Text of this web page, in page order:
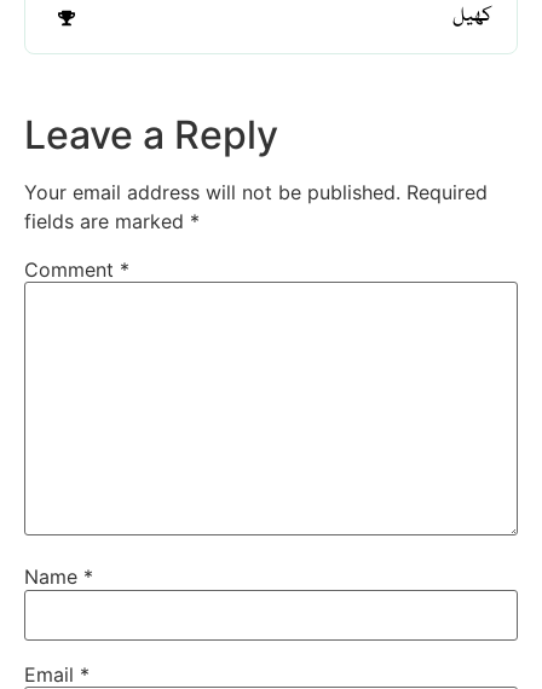
کھیل
Leave a Reply
Your email address will not be published. Required
fields are marked *
Comment *
Name *
Email *